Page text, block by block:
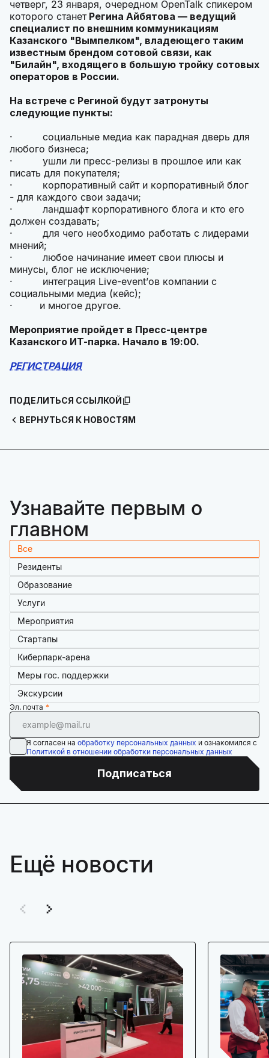
четверг, 23 января, очередном OpenTalk спикером
которого станетРегина Айбятова — ведущий
специалист по внешним коммуникациям
Казанского "Вымпелком", владеющего таким
известным брендом сотовой связи, как
"Билайн", входящего в большую тройку сотовых
операторов в России.
На встрече с Региной будут затронуты
следующие пункты:
· социальные медиа как парадная дверь для
любого бизнеса;
· ушли ли пресс-релизы в прошлое или как
писать для покупателя;
· корпоративный сайт и корпоративный блог
- для каждого свои задачи;
· ландшафт корпоративного блога и кто его
должен создавать;
· для чего необходимо работать с лидерами
мнений;
· любое начинание имеет свои плюсы и
минусы, блог не исключение;
· интеграция Live-event’ов компании с
социальными медиа (кейс);
· и многое другое.
Мероприятие пройдет в Пресс-центре
Казанского ИТ-парка. Начало в 19:00.
РЕГИСТРАЦИЯ
ВЕРНУТЬСЯ К НОВОСТЯМ
ПОДЕЛИТЬСЯ ССЫЛКОЙ
Узнавайте первым о
главном
Все
Резиденты
Образование
Услуги
Мероприятия
Стартапы
Киберпарк-арена
Меры гос. поддержки
Экскурсии
Эл. почта
Я согласен на обработку персональных данных и ознакомился с
Политикой в отношении обработки персональных данных
Подписаться
Ещё новости